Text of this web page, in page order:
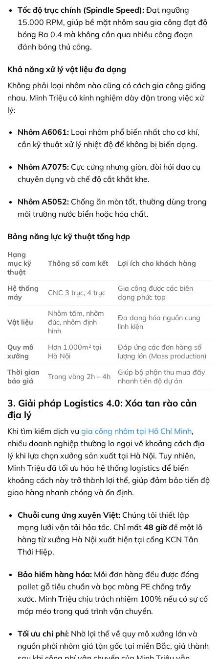
Tốc độ trục chính (Spindle Speed):Đạt ngưỡng
15.000 RPM, giúp bề mặt nhôm sau gia công đạt độ
bóng Ra 0.4 mà không cần qua nhiều công đoạn
đánh bóng thủ công.
Khả năng xử lý vật liệu đa dạng
Không phải loại nhôm nào cũng có cách gia công giống
nhau. Minh Triệu có kinh nghiệm dày dặn trong việc xử
lý:
Nhôm A6061:Loại nhôm phổ biến nhất cho cơ khí,
cần kỹ thuật xử lý nhiệt độ để không bị biến dạng.
Nhôm A7075:Cực cứng nhưng giòn, đòi hỏi dao cụ
chuyên dụng và chế độ cắt khắt khe.
Nhôm A5052:Chống ăn mòn tốt, thường dùng trong
môi trường nước biển hoặc hóa chất.
Bảng năng lực kỹ thuật tổng hợp
Hạng
mục kỹ
thuật
Thông số cam kết Lợi ích cho khách hàng
Hệ thống
máy
CNC 3 trục, 4 trục
Gia công được các biên
dạng phức tạp
Vật liệu
Nhôm tấm, nhôm
đúc, nhôm định
hình
Đa dạng hóa nguồn cung
linh kiện
Quy mô
xưởng
Hơn 1.000m² tại
Hà Nội
Đáp ứng các đơn hàng số
lượng lớn (Mass production)
Thời gian
báo giá
Trong vòng 2h – 4h
Giúp bộ phận thu mua đẩy
nhanh tiến độ dự án
3. Giải pháp Logistics 4.0: Xóa tan rào cản
địa lý
Khi tìm kiếm dịch vụ gia công nhôm tại Hồ Chí Minh,
nhiều doanh nghiệp thường lo ngại về khoảng cách địa
lý khi lựa chọn xưởng sản xuất tại Hà Nội. Tuy nhiên,
Minh Triệu đã tối ưu hóa hệ thống logistics để biến
khoảng cách này trở thành lợi thế, giúp đảm bảo tiến độ
giao hàng nhanh chóng và ổn định.
Chuỗi cung ứng xuyên Việt:Chúng tôi thiết lập
mạng lưới vận tải hỏa tốc. Chỉ mất 48 giờđể một lô
hàng từ xưởng Hà Nội xuất hiện tại cổng KCN Tân
Thới Hiệp.
Bảo hiểm hàng hóa:Mỗi đơn hàng đều được đóng
pallet gỗ tiêu chuẩn và bọc màng PE chống trầy
xước. Minh Triệu chịu trách nhiệm 100% nếu có sự cố
móp méo trong quá trình vận chuyển.
Tối ưu chi phí:Nhờ lợi thế về quy mô xưởng lớn và
nguồn phôi nhôm giá tận gốc tại miền Bắc, giá thành